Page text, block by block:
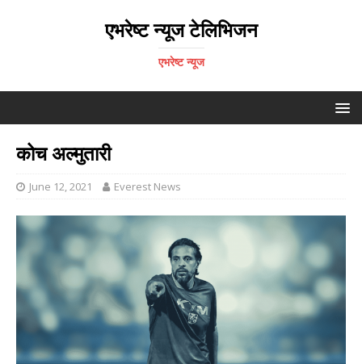
एभरेष्ट न्यूज टेलिभिजन
एभरेष्ट न्यूज
कोच अल्मुतारी
June 12, 2021 Everest News